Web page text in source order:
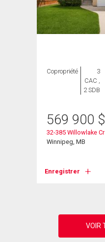
Copropriété
3
CAC ,
2 SDB
569 900 $
32-385 Willowlake Cr
Winnipeg, MB
Enregistrer